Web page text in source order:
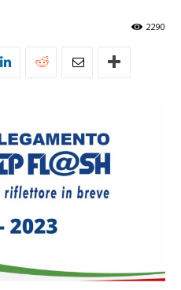
2290